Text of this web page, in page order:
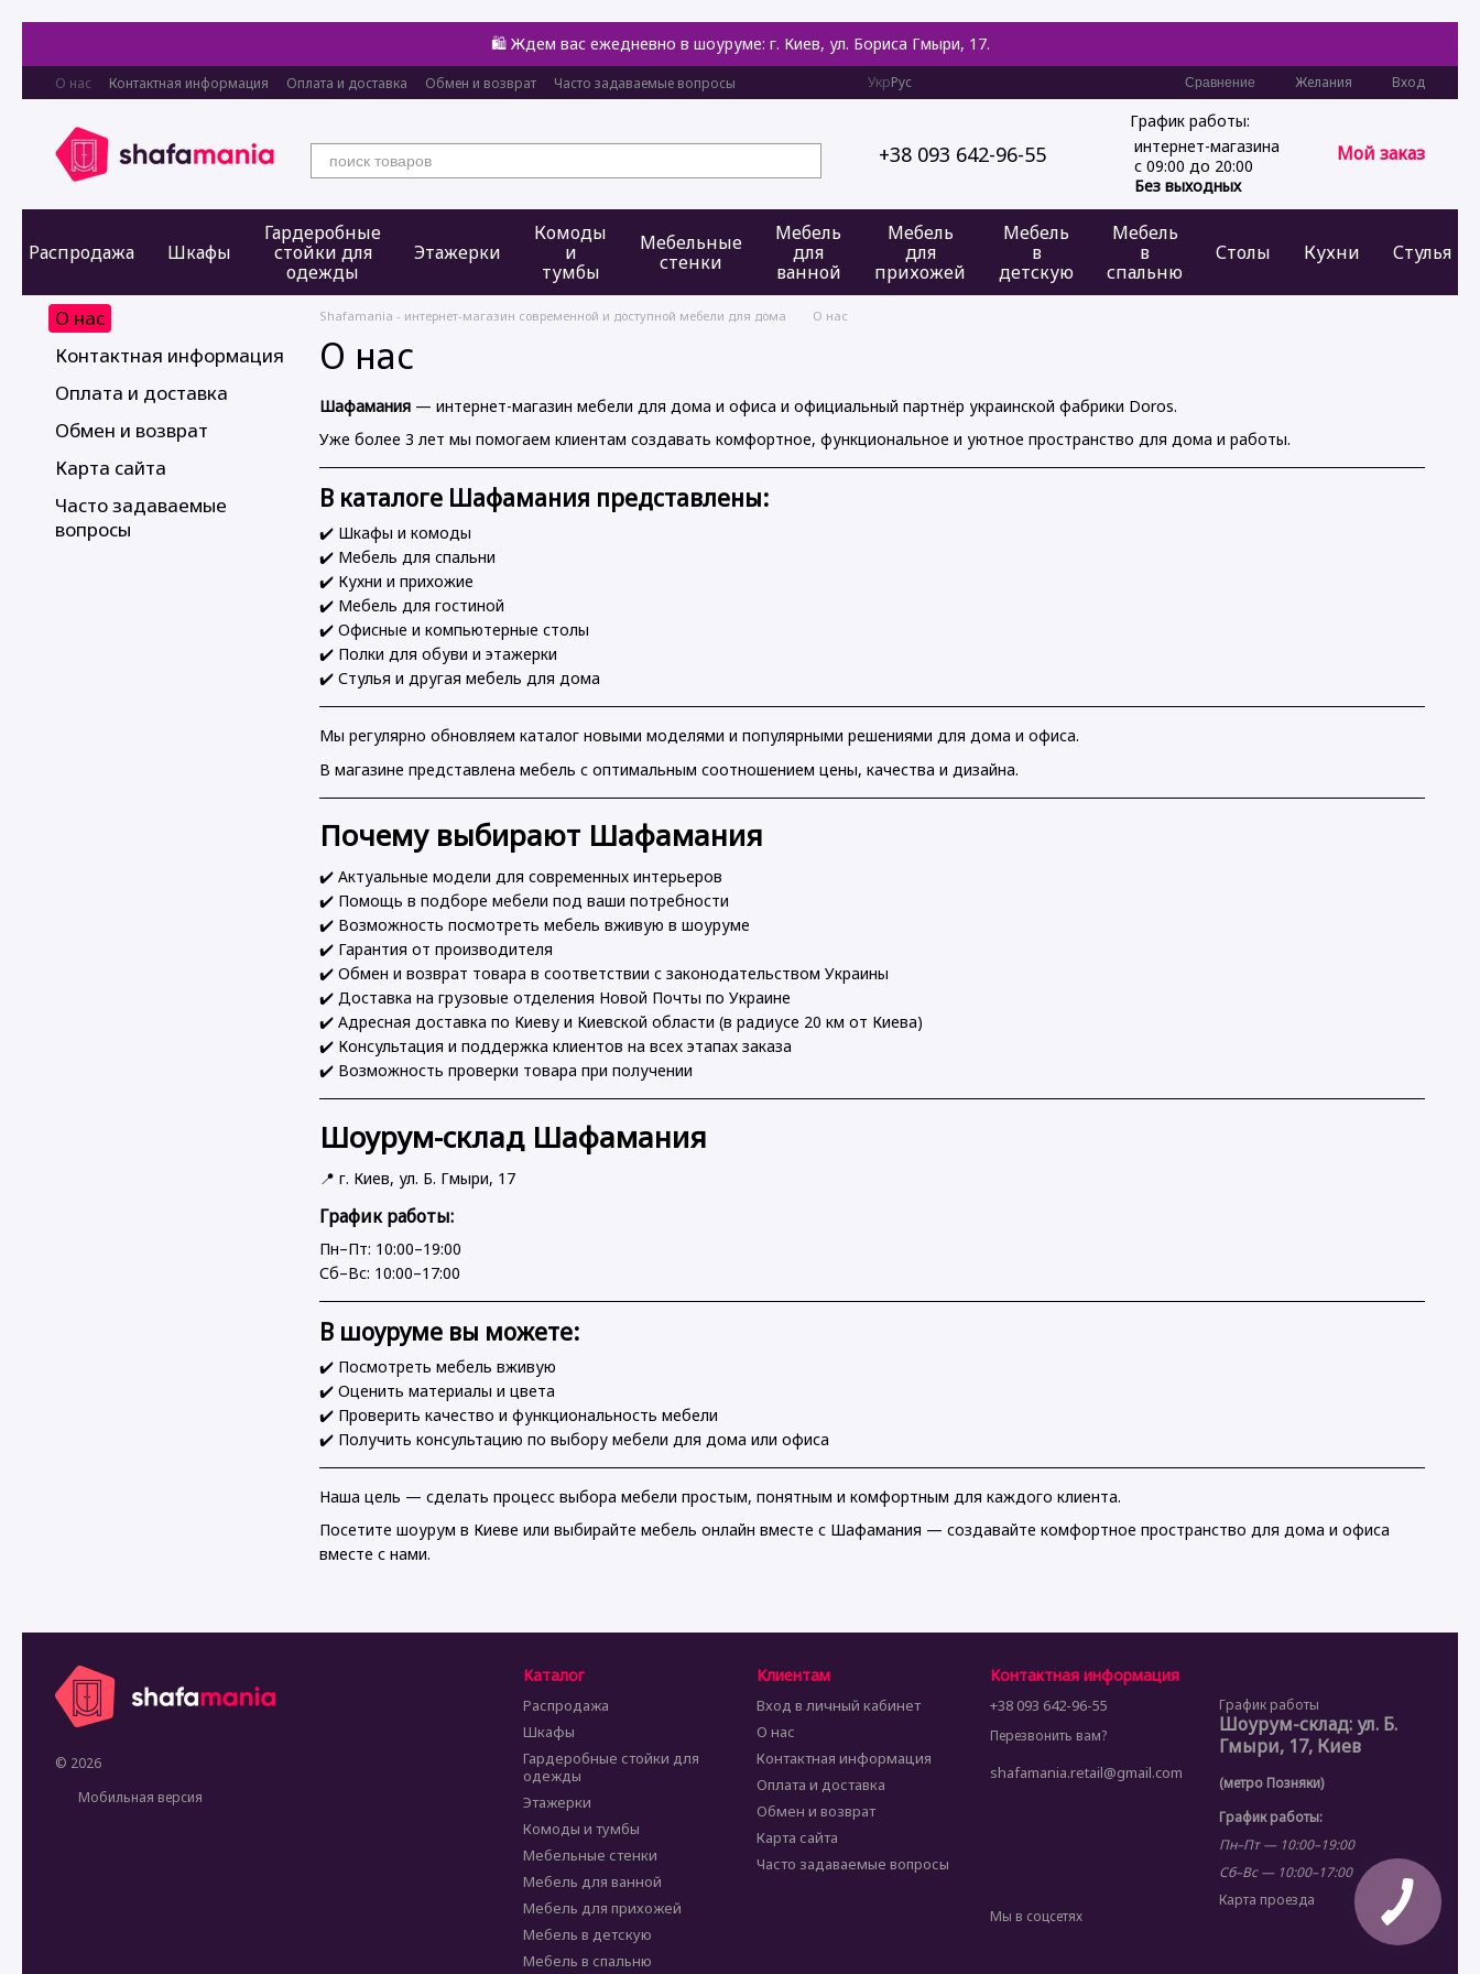
🛍️ Ждем вас ежедневно в шоуруме: г. Киев, ул. Бориса Гмыри, 17.
О нас Контактная информация Оплата и доставка Обмен и возврат Часто задаваемые вопросы УкрРус Сравнение Желания Вход
+38 093 642-96-55
График работы:
интернет-магазина
с 09:00 до 20:00
Без выходных
Мой заказ
Распродажа Шкафы
Гардеробные
стойки для
одежды
Этажерки
Комоды
и
тумбы
Мебельные
стенки
Мебель
для
ванной
Мебель
для
прихожей
Мебель
в
детскую
Мебель
в
спальню
Столы Кухни Стулья
Shafamania - интернет-магазин современной и доступной мебели для дома О нас
О нас
Шафамания — интернет-магазин мебели для дома и офиса и официальный партнёр украинской фабрики Doros.
Уже более 3 лет мы помогаем клиентам создавать комфортное, функциональное и уютное пространство для дома и работы.
В каталоге Шафамания представлены:
✔️ Шкафы и комоды
✔️ Мебель для спальни
✔️ Кухни и прихожие
✔️ Мебель для гостиной
✔️ Офисные и компьютерные столы
✔️ Полки для обуви и этажерки
✔️ Стулья и другая мебель для дома
Мы регулярно обновляем каталог новыми моделями и популярными решениями для дома и офиса.
В магазине представлена мебель с оптимальным соотношением цены, качества и дизайна.
Почему выбирают Шафамания
✔️ Актуальные модели для современных интерьеров
✔️ Помощь в подборе мебели под ваши потребности
✔️ Возможность посмотреть мебель вживую в шоуруме
✔️ Гарантия от производителя
✔️ Обмен и возврат товара в соответствии с законодательством Украины
✔️ Доставка на грузовые отделения Новой Почты по Украине
✔️ Адресная доставка по Киеву и Киевской области (в радиусе 20 км от Киева)
✔️ Консультация и поддержка клиентов на всех этапах заказа
✔️ Возможность проверки товара при получении
Шоурум-склад Шафамания
📍 г. Киев, ул. Б. Гмыри, 17
График работы:
Пн–Пт: 10:00–19:00
Сб–Вс: 10:00–17:00
В шоуруме вы можете:
✔️ Посмотреть мебель вживую
✔️ Оценить материалы и цвета
✔️ Проверить качество и функциональность мебели
✔️ Получить консультацию по выбору мебели для дома или офиса
Наша цель — сделать процесс выбора мебели простым, понятным и комфортным для каждого клиента.
Посетите шоурум в Киеве или выбирайте мебель онлайн вместе с Шафамания — создавайте комфортное пространство для дома и офиса
вместе с нами.
О нас
Контактная информация
Оплата и доставка
Обмен и возврат
Карта сайта
Часто задаваемые
вопросы
© 2026
Мобильная версия
Каталог
Распродажа
Шкафы
Гардеробные стойки для
одежды
Этажерки
Комоды и тумбы
Мебельные стенки
Мебель для ванной
Мебель для прихожей
Мебель в детскую
Мебель в спальню
Клиентам
Вход в личный кабинет
О нас
Контактная информация
Оплата и доставка
Обмен и возврат
Карта сайта
Часто задаваемые вопросы
Контактная информация
+38 093 642-96-55
Перезвонить вам?
shafamania.retail@gmail.com
График работы
Шоурум-склад: ул. Б.
Гмыри, 17, Киев
(метро Позняки)
График работы:
Пн–Пт — 10:00–19:00
Сб–Вс — 10:00–17:00
Карта проезда
Мы в соцсетях